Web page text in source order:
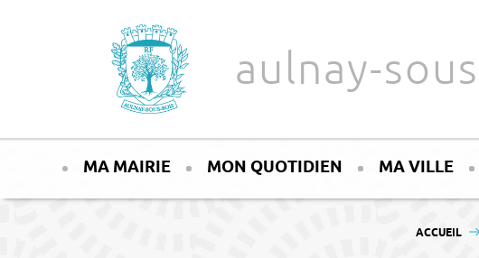
aulnay-
MA MAIRIE MON QUOTIDIEN MA VILLE
VOUS ÊTES
ACCUEIL